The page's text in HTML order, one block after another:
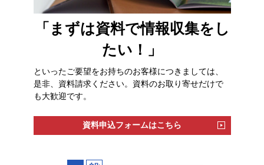
「まずは資料で情報収集をし
たい！」
といったご要望をお持ちのお客様につきましては、
是非、資料請求ください。資料のお取り寄せだけで
も大歓迎です。
資料申込フォームはこちら